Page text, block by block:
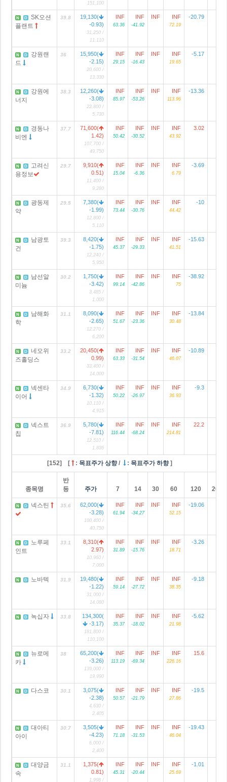
151,100
N D
SK오션
플랜트
39.8
19,130(
-0.93)
31,250 /
11,110
INF
63.36
INF
-41.92
INF INF
72.19
-20.79
N D
강원랜
드
36
15,950(
-2.15)
20,600 /
13,330
INF
29.15
INF
-16.43
INF INF
19.65
-5.17
N D
강원에
너지
38.3
12,260(
-3.08)
22,800 /
5,730
INF
85.97
INF
-53.26
INF INF
113.96
-13.36
N D
경동나
비엔
37.7
71,600(
1.42)
107,700 /
49,750
INF
50.42
INF
-30.52
INF INF
43.92
3.02
N D
고려신
용정보
29.7
9,910(
0.51)
11,400 /
9,280
INF
15.04
INF
-6.36
INF INF
6.79
-3.69
N D
광동제
약
29.5
7,380(
-1.99)
12,800 /
5,110
INF
73.44
INF
-30.76
INF INF
44.42
-10
N D
남광토
건
39.3
8,420(
-1.75)
12,240 /
5,950
INF
45.37
INF
-29.33
INF INF
41.51
-15.63
N D
남선알
미늄
30.2
1,750(
-3.42)
3,485 /
1,000
INF
99.14
INF
-42.86
INF INF
75
-38.92
N D
남해화
학
31.1
8,090(
-2.65)
12,270 /
6,200
INF
51.67
INF
-23.36
INF INF
30.48
-13.84
N D
네오위
즈홀딩스
33.2
20,450(
0.99)
33,400 /
14,000
INF
63.33
INF
-31.54
INF INF
46.07
-10.89
N D
넥센타
이어
34.9
6,730(
-1.32)
10,110 /
4,915
INF
50.22
INF
-26.97
INF INF
36.93
-9.3
N D
넥스트
칩
36.9
5,780(
-7.81)
12,510 /
1,836
INF
116.44
INF
-68.24
INF INF
214.81
22.2
[152] [ : 목표주가 상향/ : 목표주가 하향]
종목명
반
등
주가 7 14 30 60 120
N D 넥스틴 35.6
62,000(
-3.28)
100,400 /
40,750
INF
61.94
INF
-34.27
INF INF
52.15
-19.06
N D
노루페
인트
33.1
8,310(
2.97)
10,960 /
7,000
INF
31.89
INF
-15.76
INF INF
18.71
-3.26
N D 노바텍 31.9
19,480(
-1.22)
31,000 /
14,080
INF
59.14
INF
-27.72
INF INF
38.35
-9.18
N D 녹십자 33.8
134,300(
-3.17)
181,800 /
110,100
INF
35.37
INF
-18.02
INF INF
21.98
-5.62
N D
뉴로메
카
38
65,200(
-3.26)
139,000 /
19,990
INF
113.19
INF
-69.34
INF INF
226.16
15.6
N D 다스코 30.1
3,075(
-2.38)
4,630 /
2,405
INF
50.57
INF
-21.79
INF INF
27.86
-19.5
N D
대아티
아이
30.7
3,505(
-4.23)
6,000 /
2,400
INF
71.18
INF
-31.53
INF INF
46.04
-19.43
N D
대양금
속
31.1
1,375(
0.81)
1,998 /
INF
45.31
INF
-20.44
INF INF
25.69
-1.01